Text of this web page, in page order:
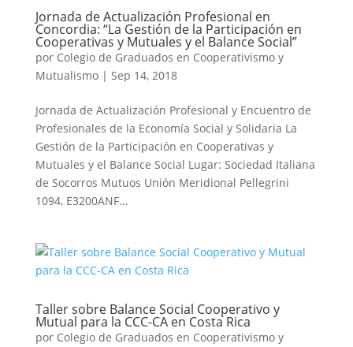
Jornada de Actualización Profesional en
Concordia: “La Gestión de la Participación en
Cooperativas y Mutuales y el Balance Social”
por Colegio de Graduados en Cooperativismo y
Mutualismo| Sep 14, 2018
Jornada de Actualización Profesional y Encuentro de
Profesionales de la Economía Social y Solidaria La
Gestión de la Participación en Cooperativas y
Mutuales y el Balance Social Lugar: Sociedad Italiana
de Socorros Mutuos Unión Meridional Pellegrini
1094, E3200ANF...
Taller sobre Balance Social Cooperativo y
Mutual para la CCC-CA en Costa Rica
por Colegio de Graduados en Cooperativismo y